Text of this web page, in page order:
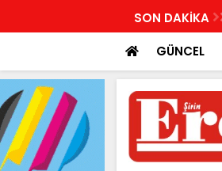
SON DAKİKA
GÜNCEL